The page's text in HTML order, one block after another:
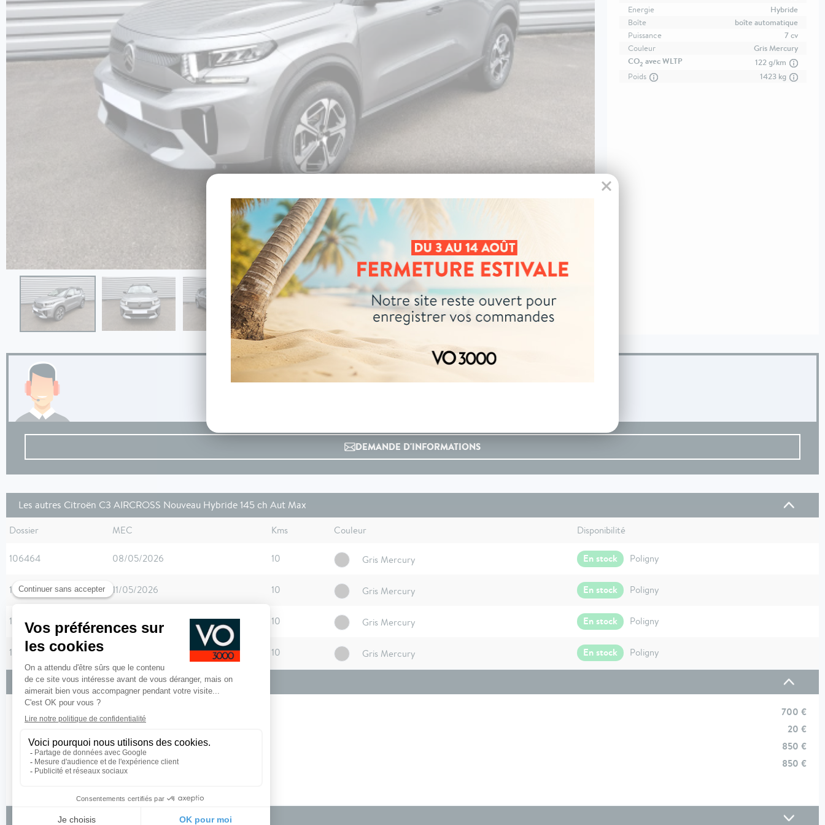
Energie
Hybride
Boîte
boîte automatique
Puissance
7 cv
Couleur
Gris Mercury
CO2 avec WLTP
122 g/km
Poids
1423 kg
04 73 14 64 14
DEMANDE D'INFORMATIONS
Les autres Citroën C3 AIRCROSS Nouveau Hybride 145 ch Aut Max
Dossier MEC Kms Couleur Disponibilité
106464 08/05/2026 10 Gris Mercury En stock Poligny
106466 11/05/2026 10 Gris Mercury En stock Poligny
106467 10 Gris Mercury En stock Poligny
106465 10 Gris Mercury En stock Poligny
Options incluses
700 €
20 €
Configuration 7 places 850 €
Configuration 7 places 850 €
Équipements de série